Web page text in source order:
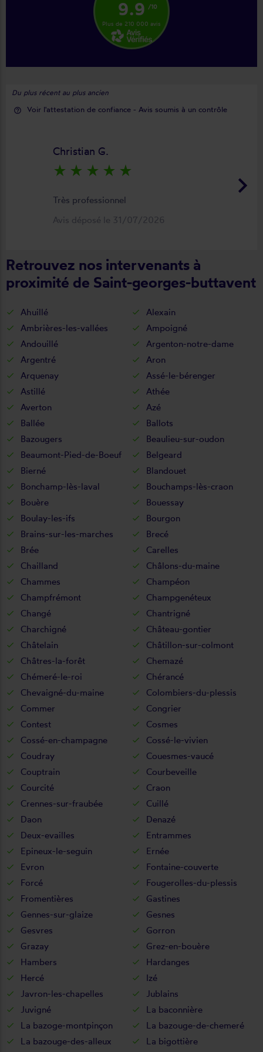
9.9 /10
Plus de 210 000 avis
Du plus récent au plus ancien
help_outline Voir l'attestation de confiance - Avis soumis à un contrôle
keyboard_arrow_right
Christian G.
star_rate star_rate star_rate star_rate star_rate
Très professionnel
Avis déposé le 31/07/2026
Retrouvez nos intervenants à
proximité de Saint-georges-buttavent
Ahuillé
Alexain
Ambrières-les-vallées
Ampoigné
Andouillé
Argenton-notre-dame
Argentré
Aron
Arquenay
Assé-le-bérenger
Astillé
Athée
Averton
Azé
Ballée
Ballots
Bazougers
Beaulieu-sur-oudon
Beaumont-Pied-de-Boeuf
Belgeard
Bierné
Blandouet
Bonchamp-lès-laval
Bouchamps-lès-craon
Bouère
Bouessay
Boulay-les-ifs
Bourgon
Brains-sur-les-marches
Brecé
Brée
Carelles
Chailland
Châlons-du-maine
Chammes
Champéon
Champfrémont
Champgenéteux
Changé
Chantrigné
Charchigné
Château-gontier
Châtelain
Châtillon-sur-colmont
Châtres-la-forêt
Chemazé
Chémeré-le-roi
Chérancé
Chevaigné-du-maine
Colombiers-du-plessis
Commer
Congrier
Contest
Cosmes
Cossé-en-champagne
Cossé-le-vivien
Coudray
Couesmes-vaucé
Couptrain
Courbeveille
Courcité
Craon
Crennes-sur-fraubée
Cuillé
Daon
Denazé
Deux-evailles
Entrammes
Epineux-le-seguin
Ernée
Evron
Fontaine-couverte
Forcé
Fougerolles-du-plessis
Fromentières
Gastines
Gennes-sur-glaize
Gesnes
Gesvres
Gorron
Grazay
Grez-en-bouère
Hambers
Hardanges
Hercé
Izé
Javron-les-chapelles
Jublains
Juvigné
La baconnière
La bazoge-montpinçon
La bazouge-de-chemeré
La bazouge-des-alleux
La bigottière